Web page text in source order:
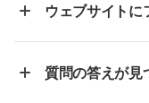
ウェブサイトに
質問の答えが見